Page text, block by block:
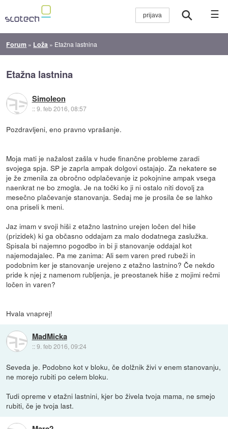
☰
Forum » Loža » Etažna lastnina
Etažna lastnina
Simoleon
::9. feb 2016, 08:57
Pozdravljeni, eno pravno vprašanje.
Moja mati je nažalost zašla v hude finančne probleme zaradi
svojega spja. SP je zaprla ampak dolgovi ostajajo. Za nekatere se
je že zmenila za obročno odplačevanje iz pokojnine ampak vsega
naenkrat ne bo zmogla. Je na točki ko ji ni ostalo niti dovolj za
mesečno plačevanje stanovanja. Sedaj me je prosila če se lahko
ona priseli k meni.
Jaz imam v svoji hiši z etažno lastnino urejen ločen del hiše
(prizidek) ki ga občasno oddajam za malo dodatnega zaslužka.
Spisala bi najemno pogodbo in bi ji stanovanje oddajal kot
najemodajalec. Pa me zanima: Ali sem varen pred rubeži in
podobnim ker je stanovanje urejeno z etažno lastnino? Če nekdo
pride k njej z namenom rubljenja, je preostanek hiše z mojimi rečmi
ločen in varen?
Hvala vnaprej!
MadMicka
::9. feb 2016, 09:24
Seveda je. Podobno kot v bloku, če dolžnik živi v enem stanovanju,
ne morejo rubiti po celem bloku.
Tudi opreme v etažni lastnini, kjer bo živela tvoja mama, ne smejo
rubiti, če je tvoja last.